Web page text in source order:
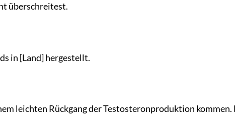
überschreitest.
in [Land] hergestellt.
leichten Rückgang der Testosteronproduktion